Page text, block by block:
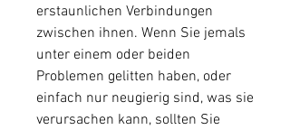
erstaunlichen Verbindungen
zwischen ihnen. Wenn Sie jemals
unter einem oder beiden
Problemen gelitten haben, oder
einfach nur neugierig sind, was sie
verursachen kann, sollten Sie